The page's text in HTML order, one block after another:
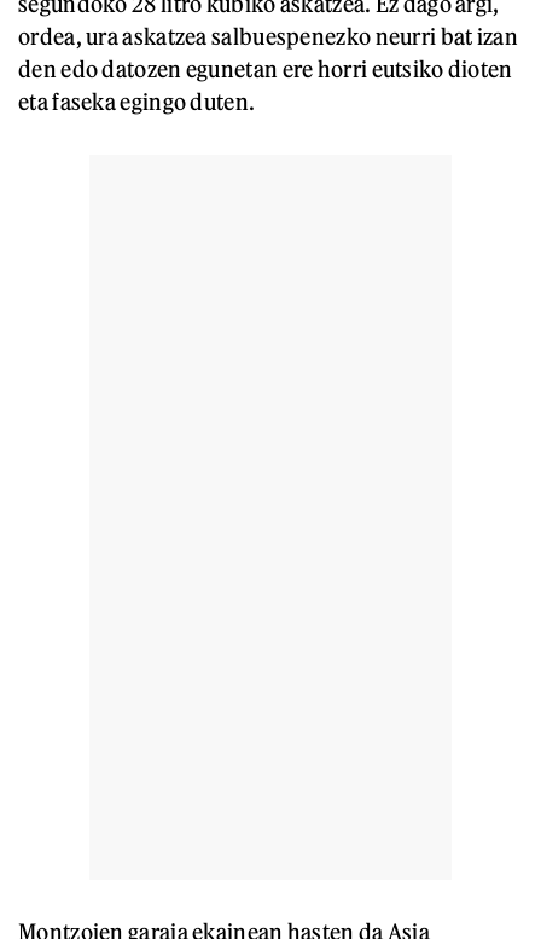
ordea, ura askatzea salbuespenezko neurri bat izan
den edo datozen egunetan ere horri eutsiko dioten
eta faseka egingo duten.
Montzoien garaia ekainean hasten da Asia